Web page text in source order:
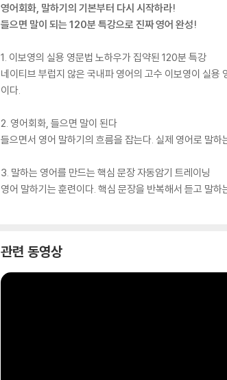
영어회화, 말하기의 기본부터 다시 시작하라!
들으면 말이 되는 120분 특강으로 진짜 영어 완성!
1. 이보영의 실용 영문법 노하우가 집약된 120분 특강
네이티브 부럽지 않은 국내파 영어의 고수 이보영이 실
이다.
2. 영어회화, 들으면 말이 된다
들으면서 영어 말하기의 흐름을 잡는다. 실제 영어로 말
3. 말하는 영어를 만드는 핵심 문장 자동암기 트레이닝
영어 말하기는 훈련이다. 핵심 문장을 반복해서 듣고 말
관련 동영상